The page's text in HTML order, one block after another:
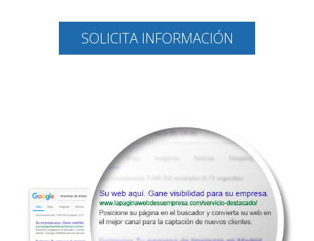
SOLICITA INFORMACIÓN